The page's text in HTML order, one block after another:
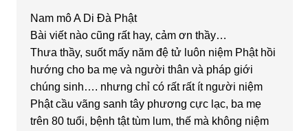
Nam mô A Di Đà Phật
Bài viết nào cũng rất hay, cảm ơn thầy…
Thưa thầy, suốt mấy năm đệ tử luôn niệm Phật hồi
hướng cho ba mẹ và người thân và pháp giới
chúng sinh…. nhưng chỉ có rất rất ít người niệm
Phật cầu vãng sanh tây phương cực lạc, ba mẹ
trên 80 tuổi, bệnh tật tùm lum, thế mà không niệm